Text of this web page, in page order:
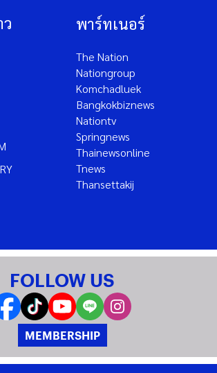
พาร์ทเนอร์
The Nation
Nationgroup
Komchadluek
Bangkokbiznews
Nationtv
Springnews
Thainewsonline
Tnews
Thansettakij
FOLLOW US
MEMBERSHIP